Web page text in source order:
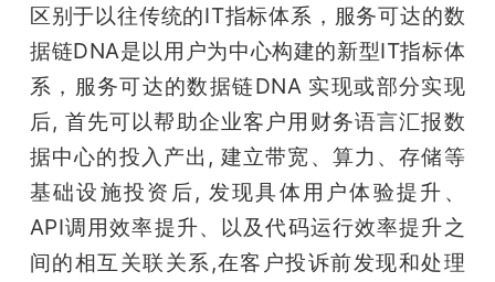
区别于以往传统的IT指标体系，服务可达的数
据链DNA是以用户为中心构建的新型IT指标体
系，服务可达的数据链DNA 实现或部分实现
后, 首先可以帮助企业客户用财务语言汇报数
据中心的投入产出, 建立带宽、算力、存储等
基础设施投资后, 发现具体用户体验提升、
API调用效率提升、以及代码运行效率提升之
间的相互关联关系,在客户投诉前发现和处理